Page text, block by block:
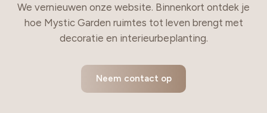
We vernieuwen onze website. Binnenkort ontdek je
hoe Mystic Garden ruimtes tot leven brengt met
decoratie en interieurbeplanting.
Neem contact op